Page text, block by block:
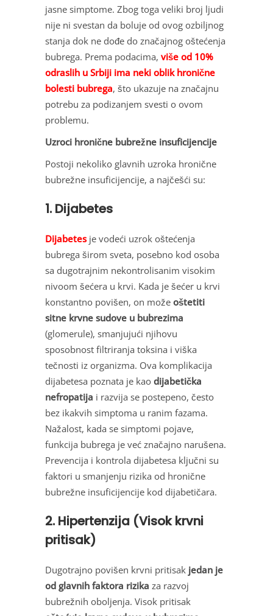
jasne simptome. Zbog toga veliki broj ljudi
nije ni svestan da boluje od ovog ozbiljnog
stanja dok ne dođe do značajnog oštećenja
bubrega. Prema podacima, više od 10%
odraslih u Srbiji ima neki oblik hronične
bolesti bubrega, što ukazuje na značajnu
potrebu za podizanjem svesti o ovom
problemu.
Uzroci hronične bubrežne insuficijencije
Postoji nekoliko glavnih uzroka hronične
bubrežne insuficijencije, a najčešći su:
1. Dijabetes
Dijabetesje vodeći uzrok oštećenja
bubrega širom sveta, posebno kod osoba
sa dugotrajnim nekontrolisanim visokim
nivoom šećera u krvi. Kada je šećer u krvi
konstantno povišen, on može oštetiti
sitne krvne sudove u bubrezima
(glomerule), smanjujući njihovu
sposobnost filtriranja toksina i viška
tečnosti iz organizma. Ova komplikacija
dijabetesa poznata je kao dijabetička
nefropatija i razvija se postepeno, često
bez ikakvih simptoma u ranim fazama.
Nažalost, kada se simptomi pojave,
funkcija bubrega je već značajno narušena.
Prevencija i kontrola dijabetesa ključni su
faktori u smanjenju rizika od hronične
bubrežne insuficijencije kod dijabetičara.
2. Hipertenzija (Visok krvni
pritisak)
Dugotrajno povišen krvni pritisak jedan je
od glavnih faktora rizika za razvoj
bubrežnih oboljenja. Visok pritisak